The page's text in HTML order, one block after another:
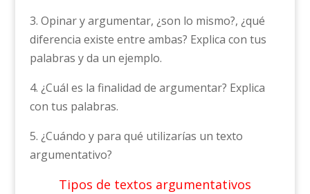
3. Opinar y argumentar, ¿son lo mismo?, ¿qué
diferencia existe entre ambas? Explica con tus
palabras y da un ejemplo.
4. ¿Cuál es la finalidad de argumentar? Explica
con tus palabras.
5. ¿Cuándo y para qué utilizarías un texto
argumentativo?
Tipos de textos argumentativos